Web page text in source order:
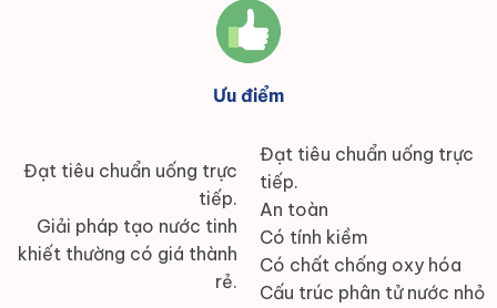
Đạt tiêu chuẩn uống trực
tiếp.
Giải pháp tạo nước tinh
khiết thường có giá thành
rẻ.
Ưu điểm
Đạt tiêu chuẩn uống trực
tiếp.
An toàn
Có tính kiềm
Có chất chống oxy hóa
Cấu trúc phân tử nước nhỏ